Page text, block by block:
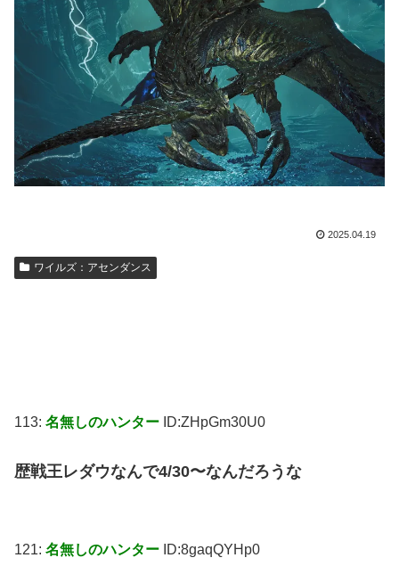
2025.04.19
ワイルズ：アセンダンス
113: 名無しのハンター ID:ZHpGm30U0
歴戦王レダウなんで4/30〜なんだろうな
121: 名無しのハンター ID:8gaqQYHp0